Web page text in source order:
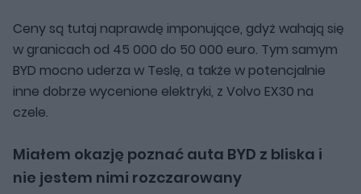
Ceny są tutaj naprawdę imponujące, gdyż wahają się
w granicach od 45 000 do 50 000 euro. Tym samym
BYD mocno uderza w Teslę, a także w potencjalnie
inne dobrze wycenione elektryki, z Volvo EX30 na
czele.
Miałem okazję poznać auta BYD z bliska i
nie jestem nimi rozczarowany